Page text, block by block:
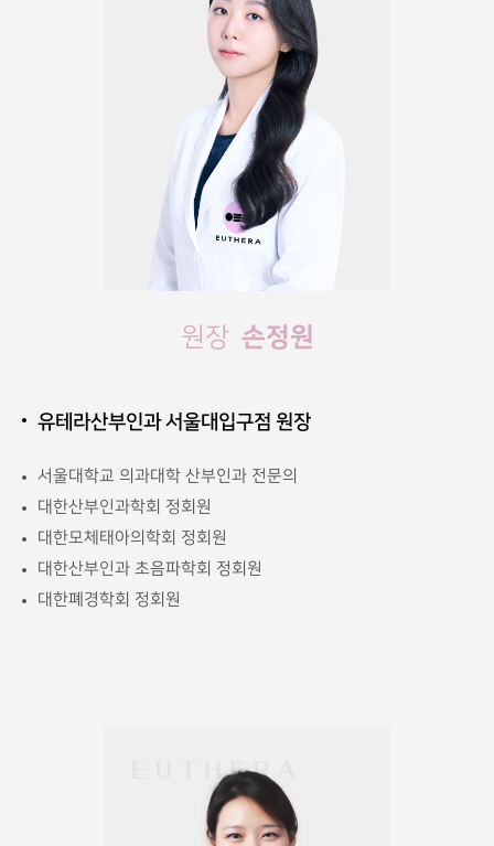
원장 손정원
유테라산부인과 서울대입구점 원장
서울대학교 의과대학 산부인과 전문의
대한산부인과학회 정회원
대한모체태아의학회 정회원
대한산부인과 초음파학회 정회원
대한폐경학회 정회원